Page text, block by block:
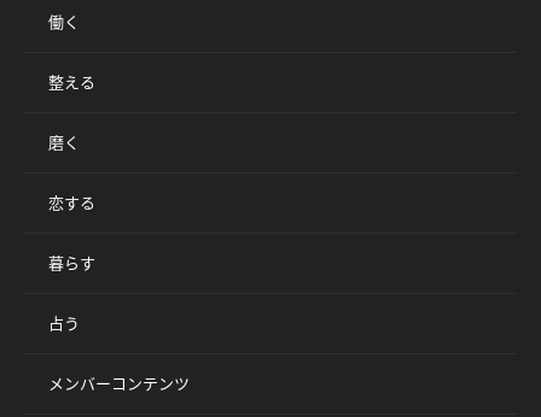
働く
整える
磨く
恋する
暮らす
占う
メンバーコンテンツ